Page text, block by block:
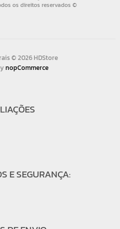
© 2026 HDStore
nopCommerce
E SEGURANÇA: